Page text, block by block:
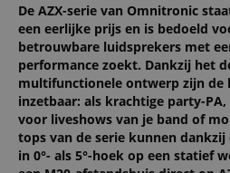
De AZX-serie van Omnitronic
een eerlijke prijs en is bedoeld
betrouwbare luidsprekers met
performance zoekt. Dankzij het
multifunctionele ontwerp zijn de
inzetbaar: als krachtige party-
voor liveshows van je band of
tops van de serie kunnen
in 0°- als 5°-hoek op een statief